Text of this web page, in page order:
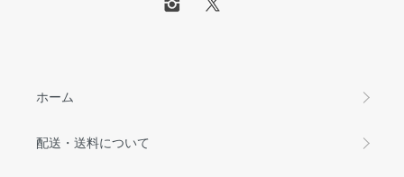
ホーム
配送・送料について